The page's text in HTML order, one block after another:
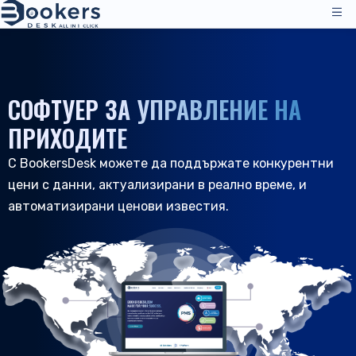
Операции по управление
Мениджър на канали
Канали за разпределение
Ценообразуване
Техническа поддръжка
Управление на резервации
PMS - Хотелска програма
Резервационен двигател
Решения
Настаняване
Хостели
Хотелиерство
B&B и странноприемници
Отзиви
Ресурси
Ресурси & Инструменти
Всички ресурси
Инструменти & Ръководства
Поддръжка на клиенти
Компания
За нас
За нас
Вход | Заявете демонстрация
СОФТУЕР ЗА УПРАВЛЕНИЕ НА
ПРИХОДИТЕ
С BookersDesk можете да поддържате конкурентни
цени с данни, актуализирани в реално време, и
автоматизирани ценови известия.